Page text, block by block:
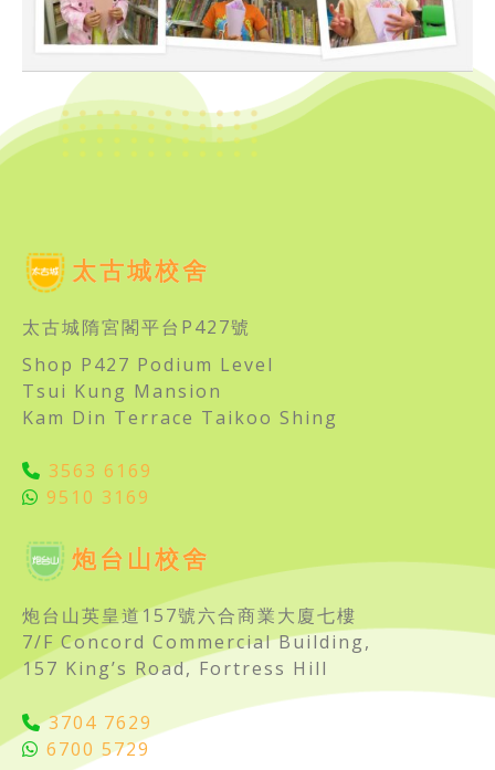
太古城校舍
太古城隋宮閣平台P427號
Shop P427 Podium Level
Tsui Kung Mansion
Kam Din Terrace Taikoo Shing
3563 6169
9510 3169
炮台山校舍
炮台山英皇道157號六合商業大廈七樓
7/F Concord Commercial Building,
157 King’s Road, Fortress Hill
3704 7629
6700 5729